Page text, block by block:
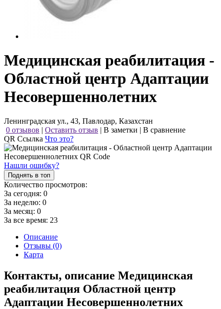
Медицинская реабилитация -
Областной центр Адаптации
Несовершеннолетних
Ленинградская ул., 43, Павлодар, Казахстан
0 отзывов | Оставить отзыв | В заметки | В сравнение
QR Ссылка Что это?
Нашли ошибку?
Поднять в топ
Количество просмотров:
За сегодня: 0
За неделю: 0
За месяц: 0
За все время: 23
Описание
Отзывы (0)
Карта
Контакты, описание Медицинская
реабилитация Областной центр
Адаптации Несовершеннолетних